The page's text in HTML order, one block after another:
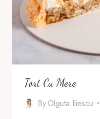
Tort Cu Mere
ByOlguta Iliescu